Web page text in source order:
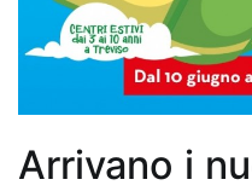
Arrivano i